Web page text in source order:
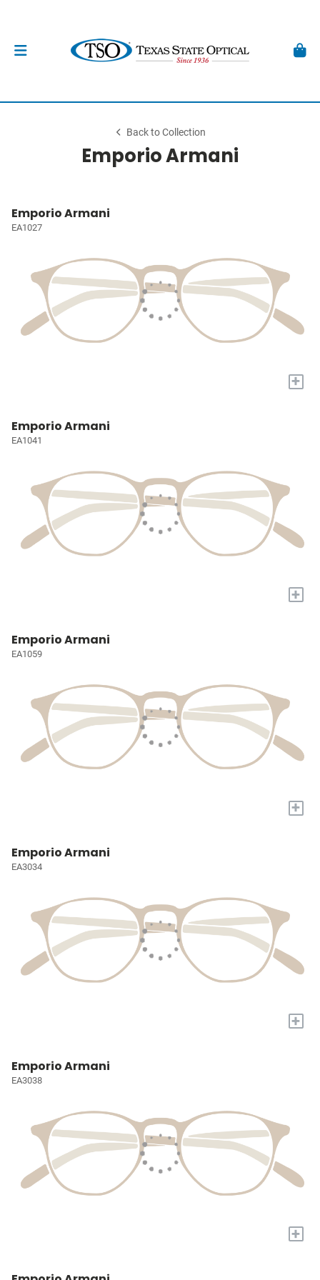
Back to Collection
Emporio Armani
Emporio Armani
EA1027
+
Emporio Armani
EA1041
+
Emporio Armani
EA1059
+
Emporio Armani
EA3034
+
Emporio Armani
EA3038
+